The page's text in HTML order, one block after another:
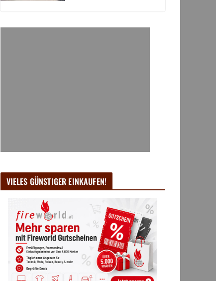
VIELES GÜNSTIGER EINKAUFEN!